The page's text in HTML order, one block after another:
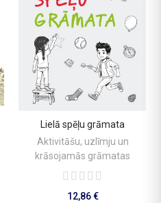
PIEVIENOT GROZAM
Lielā spēļu grāmata
Aktivitāšu, uzlīmju un
krāsojamās grāmatas
12,86 €